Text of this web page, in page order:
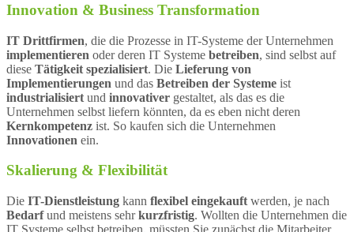
Innovation & Business Transformation
IT Drittfirmen, die die Prozesse in IT-Systeme der Unternehmen
implementieren oder deren IT Systeme betreiben, sind selbst auf
diese Tätigkeit spezialisiert. Die Lieferung von
Implementierungen und das Betreiben der Systeme ist
industrialisiert und innovativer gestaltet, als das es die
Unternehmen selbst liefern könnten, da es eben nicht deren
Kernkompetenz ist. So kaufen sich die Unternehmen
Innovationen ein.
Skalierung & Flexibilität
Die IT-Dienstleistung kann flexibel eingekauft werden, je nach
Bedarfund meistens sehrkurzfristig. Wollten die Unternehmen die
IT Systeme selbst betreiben, müssten Sie zunächst die Mitarbeiter